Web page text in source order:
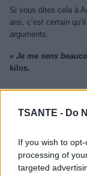
TSANTE - Do
If you wish to
processing of
targeted
Si vous dites cela à
ans, c’est certain
arguments.
« Je me sens
kilos.